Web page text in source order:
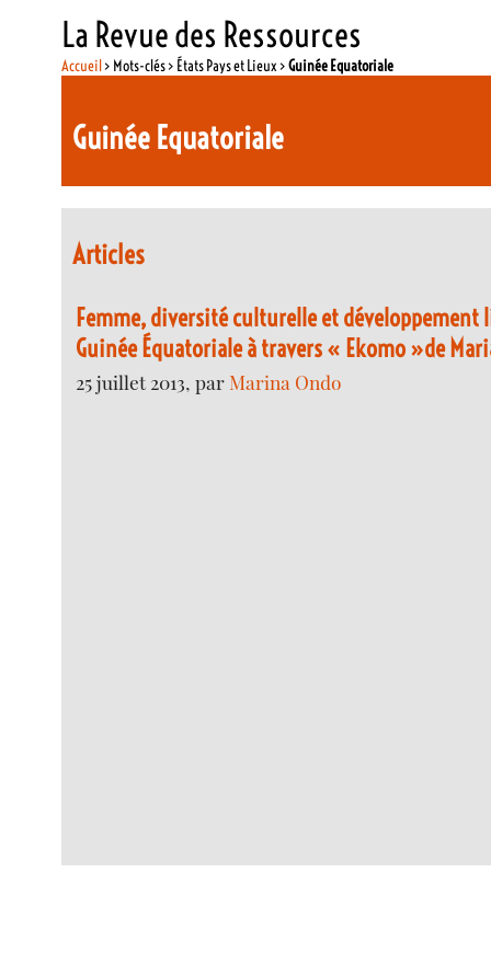
La Revue des Ressources
Accueil> Mots-clés > États Pays et Lieux >Guinée Equatoriale
Guinée Equatoriale
Articles
Femme, diversité culturelle et
Guinée Équatoriale à travers « Ekomo »de
25 juillet 2013, parMarina Ondo